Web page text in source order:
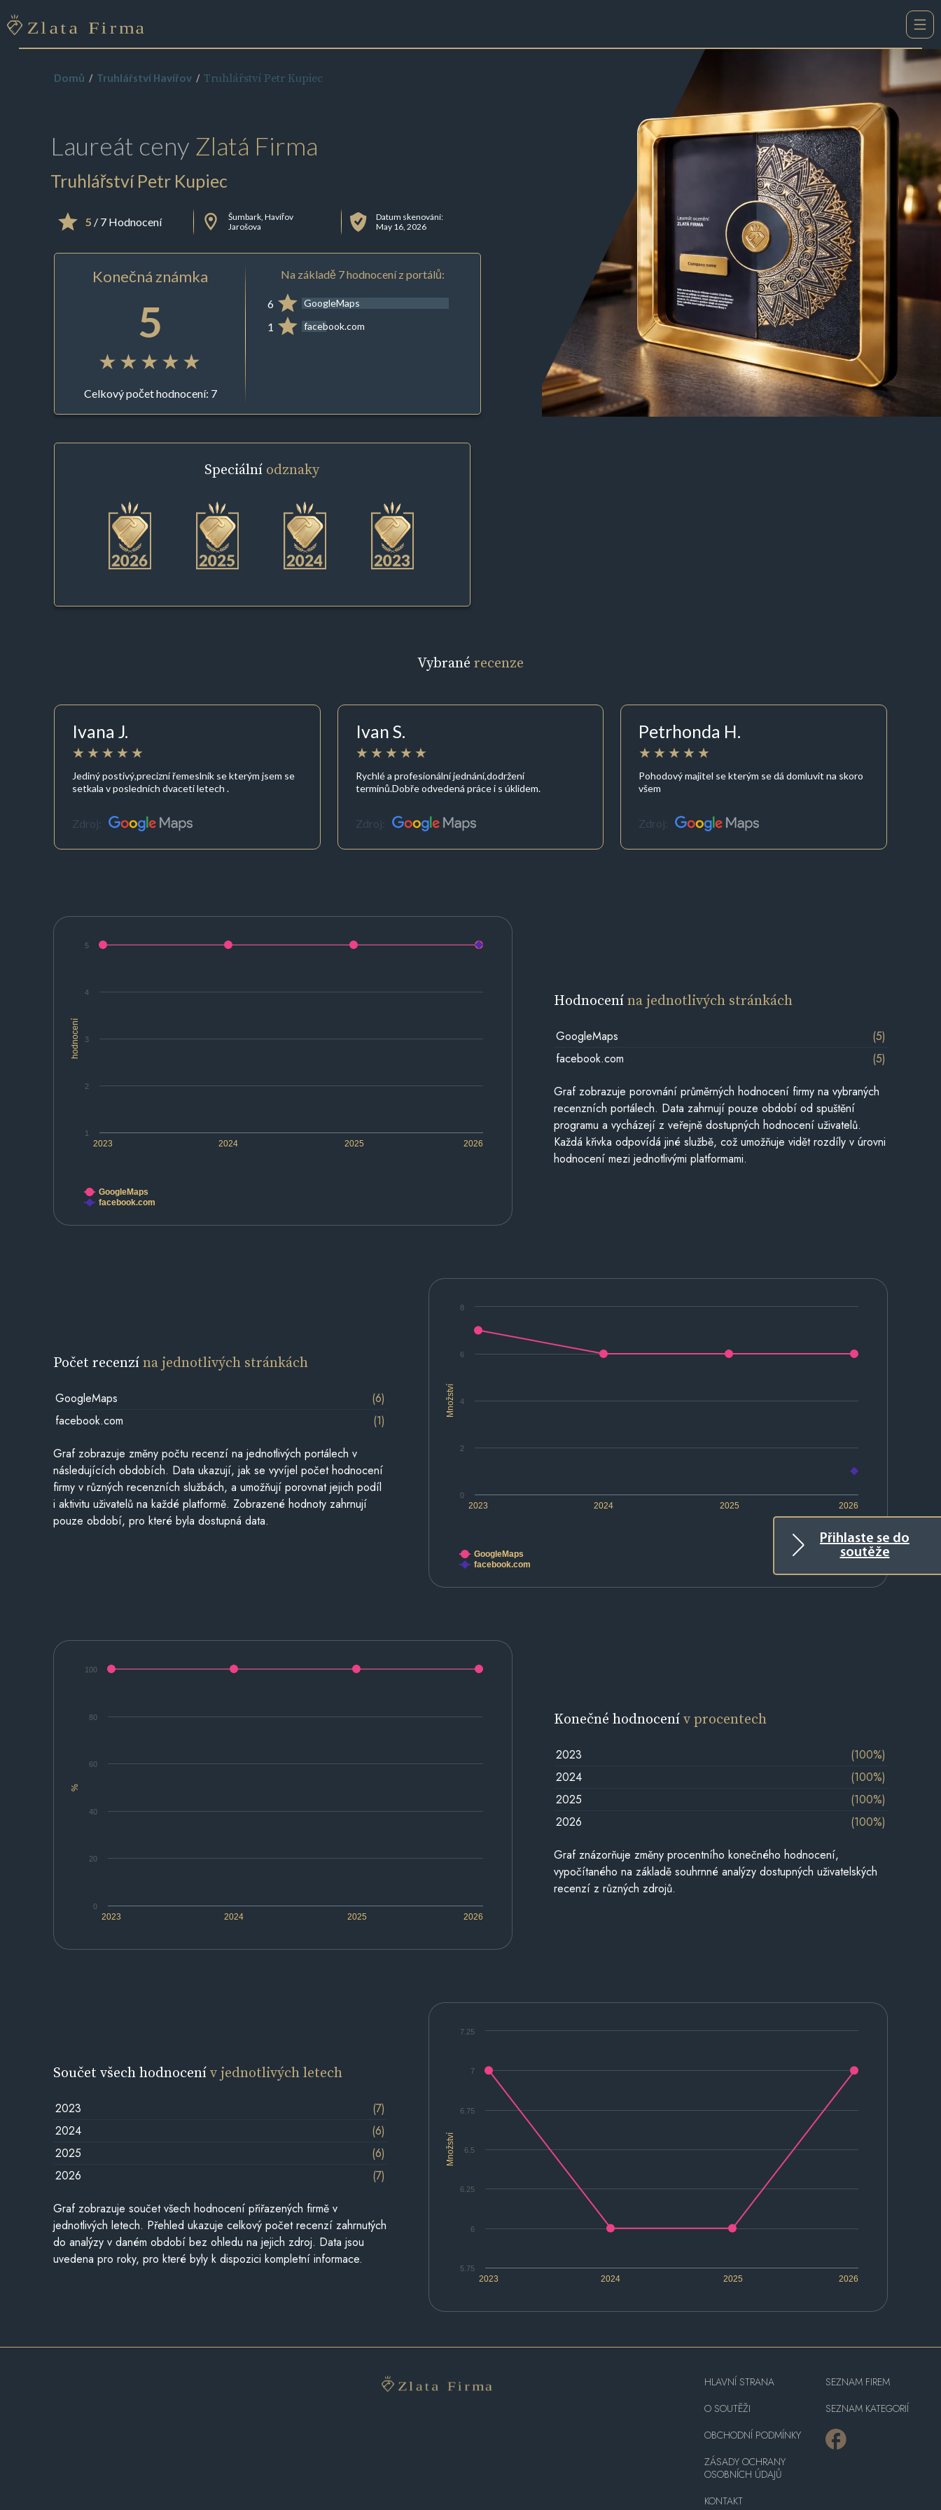
Přihlaste se do
soutěže
Domů Truhlářství Havířov Truhlářství Petr Kupiec
Laureát ceny Zlatá Firma
Truhlářství Petr Kupiec
5 / 7 Hodnocení
Šumbark, Havířov
Jarošova
Datum skenování:
May 16, 2026
Konečná známka
5
Celkový počet hodnocení: 7
Na základě 7 hodnocení z portálů:
6 GoogleMaps
1 facebook.com
Speciální odznaky
Vybrané recenze
Ivana J.
Jediný postivý,precizní řemeslník se kterým jsem se
setkala v posledních dvaceti letech .
Zdroj:
Ivan S.
Rychlé a profesionální jednání,dodržení
termínů.Dobře odvedená práce i s úklidem.
Zdroj:
Petrhonda H.
Pohodový majitel se kterým se dá domluvit na skoro
všem
Zdroj:
hodnocení
2023 2024 2025 2026
1
2
3
4
5
GoogleMaps
facebook.com
Hodnocenína jednotlivých stránkách
GoogleMaps
(5)
facebook.com
(5)
Graf zobrazuje porovnání průměrných hodnocení firmy na vybraných
recenzních portálech. Data zahrnují pouze období od spuštění
programu a vycházejí z veřejně dostupných hodnocení uživatelů.
Každá křivka odpovídá jiné službě, což umožňuje vidět rozdíly v úrovni
hodnocení mezi jednotlivými platformami.
Množství
2023 2024 2025 2026
0
2
4
6
8
GoogleMaps
facebook.com
Počet recenzína jednotlivých stránkách
GoogleMaps
(6)
facebook.com
(1)
Graf zobrazuje změny počtu recenzí na jednotlivých portálech v
následujících obdobích. Data ukazují, jak se vyvíjel počet hodnocení
firmy v různých recenzních službách, a umožňují porovnat jejich podíl
i aktivitu uživatelů na každé platformě. Zobrazené hodnoty zahrnují
pouze období, pro které byla dostupná data.
%
2023 2024 2025 2026
0
20
40
60
80
100
Konečné hodnocenív procentech
2023
(100%)
2024
(100%)
2025
(100%)
2026
(100%)
Graf znázorňuje změny procentního konečného hodnocení,
vypočítaného na základě souhrnné analýzy dostupných uživatelských
recenzí z různých zdrojů.
Množství
2023 2024 2025 2026
5.75
6
6.25
6.5
6.75
7
7.25
Součet všech hodnocenív jednotlivých letech
2023
(7)
2024
(6)
2025
(6)
2026
(7)
Graf zobrazuje součet všech hodnocení přiřazených firmě v
jednotlivých letech. Přehled ukazuje celkový počet recenzí zahrnutých
do analýzy v daném období bez ohledu na jejich zdroj. Data jsou
uvedena pro roky, pro které byly k dispozici kompletní informace.
HLAVNÍ STRANA
O SOUTĚŽI
OBCHODNÍ PODMÍNKY
ZÁSADY OCHRANY
OSOBNÍCH ÚDAJŮ
KONTAKT
SEZNAM FIREM
SEZNAM KATEGORIÍ